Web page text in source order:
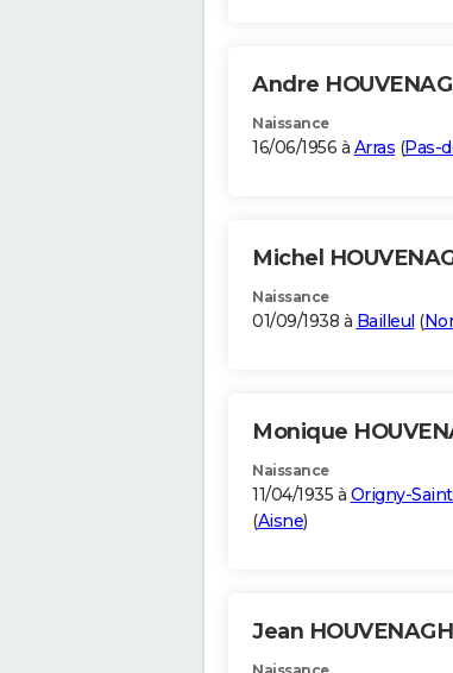
Andre
Naissance
16/06/1956 à Arras (Pas-
Michel
Naissance
01/09/1938 à Bailleul (
Monique
Naissance
11/04/1935 à Origny-
(Aisne)
Jean